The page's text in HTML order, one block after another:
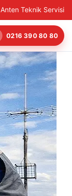
Teknik Servisi
0216 390 80 80